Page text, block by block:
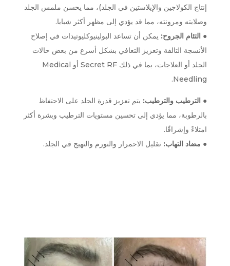
إنتاج الكولاجين والإيلاستين في الجلد)، مما يحسن ملمس الجلد
وصلابته ومرونته، مما قد يؤدي إلى مظهر أكثر شبابا.
● التئام الجروح: يمكن أن تساعد البولينيوكليوتيدات في إصلاح
الأنسجة التالفة وتعزيز التعافي بشكل أسرع من بعض حالات
الجلد أو العلاجات، بما في ذلك Secret RF أو Medical
Needling.
● الترطيب والترطيب: يتم تعزيز قدرة الجلد على الاحتفاظ
بالرطوبة، مما يؤدي إلى تحسين مستويات الترطيب وبشرة أكثر
امتلاءً وإشراقًا.
● مضاد التهاب: تقليل الاحمرار والتورم والتهيج في الجلد.